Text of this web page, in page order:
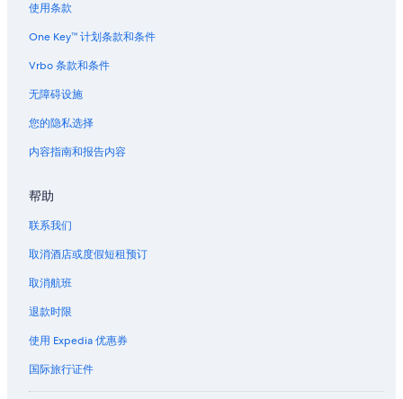
s
o
n
页
的
接
链
使用条款
One Key™ 计划条款和条件
Vrbo 条款和条件
无障碍设施
您的隐私选择
内容指南和报告内容
帮助
联系我们
取消酒店或度假短租预订
取消航班
退款时限
使用 Expedia 优惠券
国际旅行证件